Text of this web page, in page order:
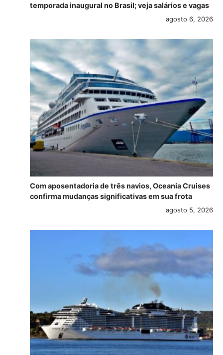
temporada inaugural no Brasil; veja salários e vagas
agosto 6, 2026
Com aposentadoria de três navios, Oceania Cruises
confirma mudanças significativas em sua frota
agosto 5, 2026